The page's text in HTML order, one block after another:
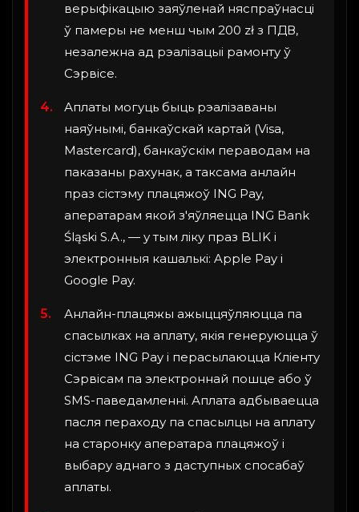
верыфікацыю заяўленай няспраўнасці
ў памеры не менш чым 200 zł з ПДВ,
незалежна ад рэалізацыі рамонту ў
Сэрвісе.
Аплаты могуць быць рэалізаваны
наяўнымі, банкаўскай картай (Visa,
Mastercard), банкаўскім пераводам на
паказаны рахунак, а таксама анлайн
праз сістэму плацяжоў ING Pay,
аператарам якой з'яўляецца ING Bank
Śląski S.A., — у тым ліку праз BLIK і
электронныя кашалькі: Apple Pay і
Google Pay.
Анлайн-плацяжы ажыццяўляюцца па
спасылках на аплату, якія генеруюцца ў
сістэме ING Pay і перасылаюцца Кліенту
Сэрвісам па электроннай пошце або ў
SMS-паведамленні. Аплата адбываецца
пасля пераходу па спасылцы на аплату
на старонку аператара плацяжоў і
выбару аднаго з даступных спосабаў
аплаты.